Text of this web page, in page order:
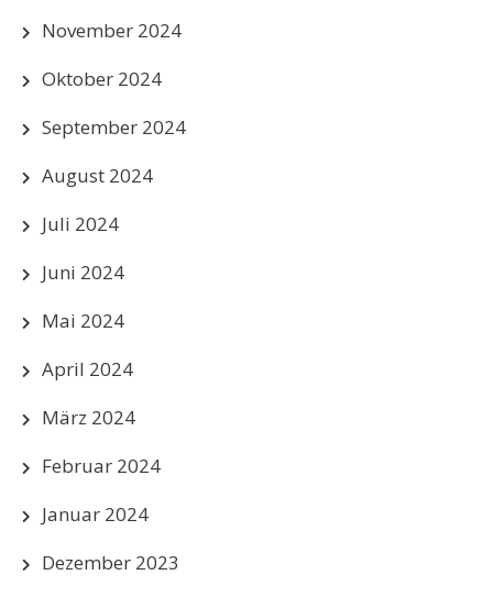
November 2024
Oktober 2024
September 2024
August 2024
Juli 2024
Juni 2024
Mai 2024
April 2024
März 2024
Februar 2024
Januar 2024
Dezember 2023